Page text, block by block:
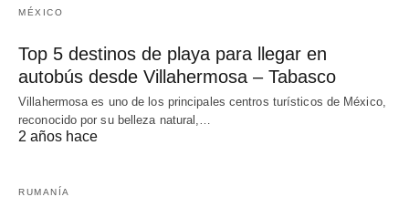
MÉXICO
Top 5 destinos de playa para llegar en
autobús desde Villahermosa – Tabasco
Villahermosa es uno de los principales centros turísticos de México,
reconocido por su belleza natural,…
2 años hace
RUMANÍA